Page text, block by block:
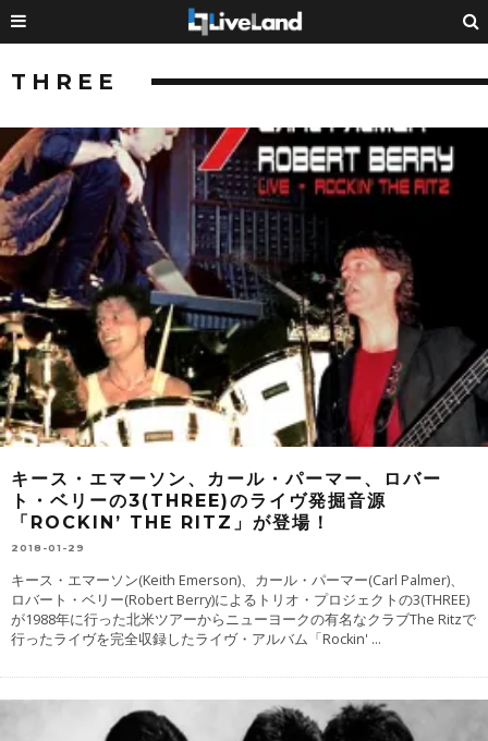
THREE
キース・エマーソン、カール・パーマー、ロバー
ト・ベリーの3(THREE)のライヴ発掘音源
「ROCKIN’ THE RITZ」が登場！
2018-01-29
キース・エマーソン(Keith Emerson)、カール・パーマー(Carl Palmer)、
ロバート・ベリー(Robert Berry)によるトリオ・プロジェクトの3(THREE)
が1988年に行った北米ツアーからニューヨークの有名なクラブThe Ritzで
行ったライヴを完全収録したライヴ・アルバム「Rockin' ...